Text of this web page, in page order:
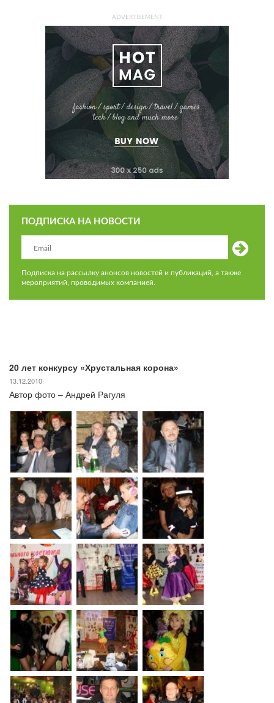
ADVERTISEMENT
ПОДПИСКА НА НОВОСТИ
Подписка на рассылку анонсов новостей и публикаций, а также
мероприятий, проводимых компанией.
20 лет конкурсу «Хрустальная корона»
13.12.2010
Автор фото – Андрей Рагуля